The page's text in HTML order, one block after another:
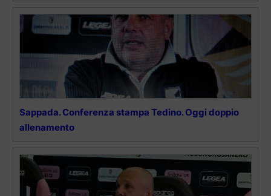
Sappada. Conferenza stampa Tedino. Oggi doppio
allenamento